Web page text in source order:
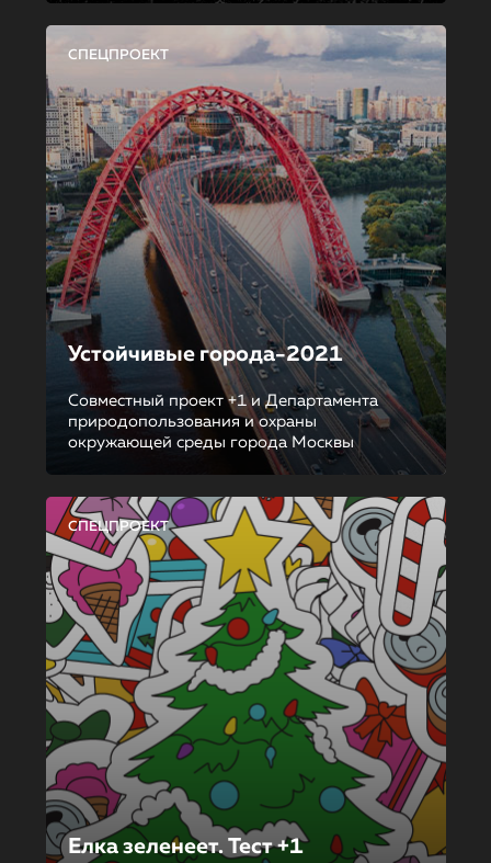
СПЕЦПРОЕКТ
Устойчивые города-2021
Совместный проект +1 и Департамента
природопользования и охраны
окружающей среды города Москвы
СПЕЦПРОЕКТ
Елка зеленеет. Тест +1